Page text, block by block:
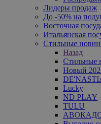
Лидеры продаж
До -50% на
Восточная
Итальянская
Стильные
Назад
Стильные
Новый
Lucky
ND PLAY
TULU